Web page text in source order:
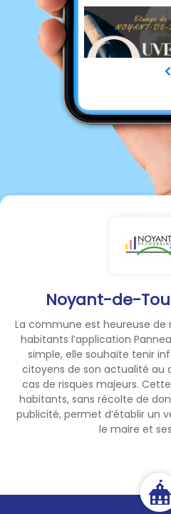
Noyant-de-
La commune est heureuse de
habitants l’application
simple, elle souhaite tenir
citoyens de son actualité au
cas de risques majeurs.
habitants, sans récolte de
publicité, permet d’établir un
le maire et